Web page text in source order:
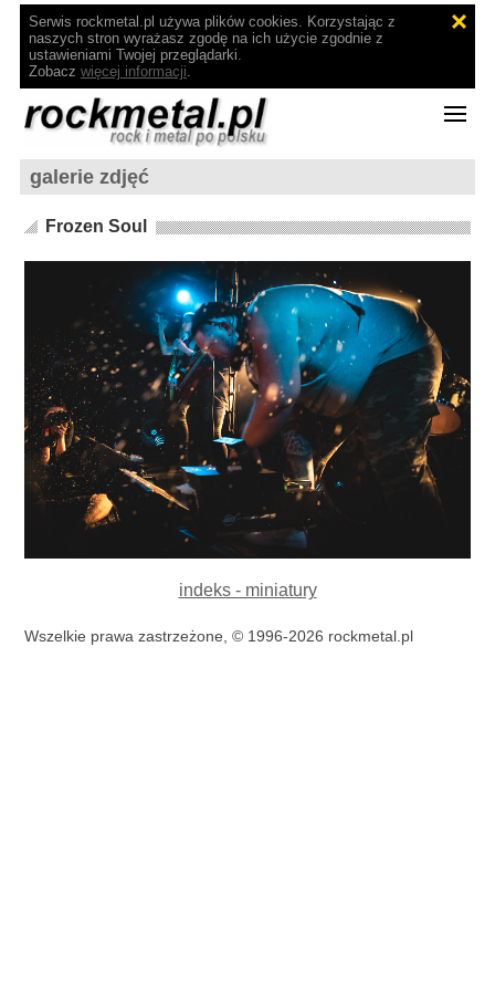
Serwis rockmetal.pl używa plików cookies. Korzystając z
naszych stron wyrażasz zgodę na ich użycie zgodnie z
ustawieniami Twojej przeglądarki.
Zobacz więcej informacji.
galerie zdjęć
Frozen Soul
indeks - miniatury
Wszelkie prawa zastrzeżone, © 1996-2026 rockmetal.pl